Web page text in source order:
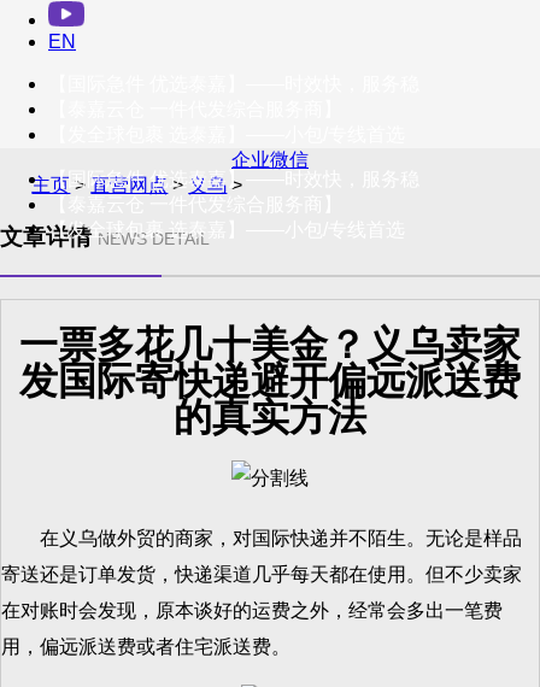
客户服务热线
400-098-5699
联系我们
EN
【国际急件 优选泰嘉】——时效快，服务稳
【发全球包裹 选泰嘉】——小包/专线首选
企业微信
主页 > 直营网点 > 义乌 >
文章详情 NEWS DETAIL
一票多花几十美金？义乌卖家
发国际寄快递避开偏远派送费
的真实方法
在义乌做外贸的商家，对国际快递并不陌生。无论是样品
寄送还是订单发货，快递渠道几乎每天都在使用。但不少卖家
在对账时会发现，原本谈好的运费之外，经常会多出一笔费
用，偏远派送费或者住宅派送费。